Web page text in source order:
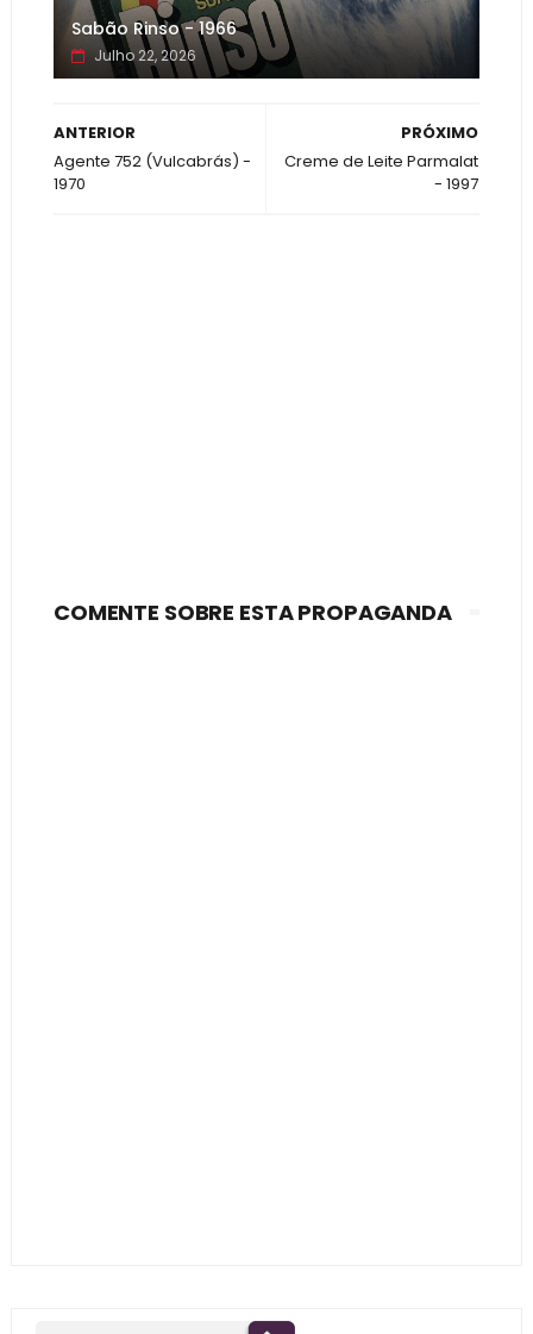
Sabão Rinso - 1966
Julho 22, 2026
PRÓXIMO
Creme de Leite Parmalat
- 1997
ANTERIOR
Agente 752 (Vulcabrás) -
1970
COMENTE SOBRE ESTA PROPAGANDA